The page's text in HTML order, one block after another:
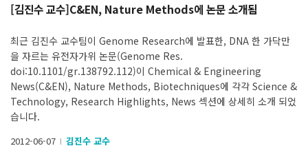
[김진수 교수]C&EN, Nature Methods에 논문 소개됨
최근 김진수 교수팀이 Genome Research에 발표한, DNA 한 가닥만
을 자르는 유전자가위 논문(Genome Res.
doi:10.1101/gr.138792.112)이 Chemical & Engineering
News(C&EN), Nature Methods, Biotechniques에 각각 Science &
Technology, Research Highlights, News 섹션에 상세히 소개 되었
습니다.
2012-06-07 l 김진수 교수